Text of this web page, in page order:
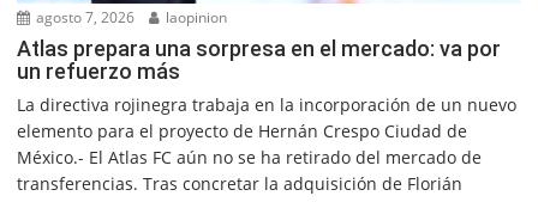
agosto 7, 2026 laopinion
Atlas prepara una sorpresa en el mercado: va por
un refuerzo más
La directiva rojinegra trabaja en la incorporación de un nuevo
elemento para el proyecto de Hernán Crespo Ciudad de
México.- El Atlas FC aún no se ha retirado del mercado de
transferencias. Tras concretar la adquisición de Florián